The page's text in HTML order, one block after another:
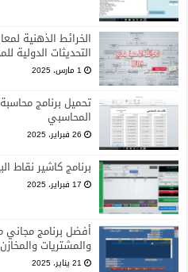
التحديثات الدولية
1 مارس، 2025
تحميل برنامج
المحاسبي
26 فبراير، 2025
برنامج كاشير نقاط
17 فبراير، 2025
أفضل برنامج مجاني
والمشتريات والمخازن
21 يناير، 2025